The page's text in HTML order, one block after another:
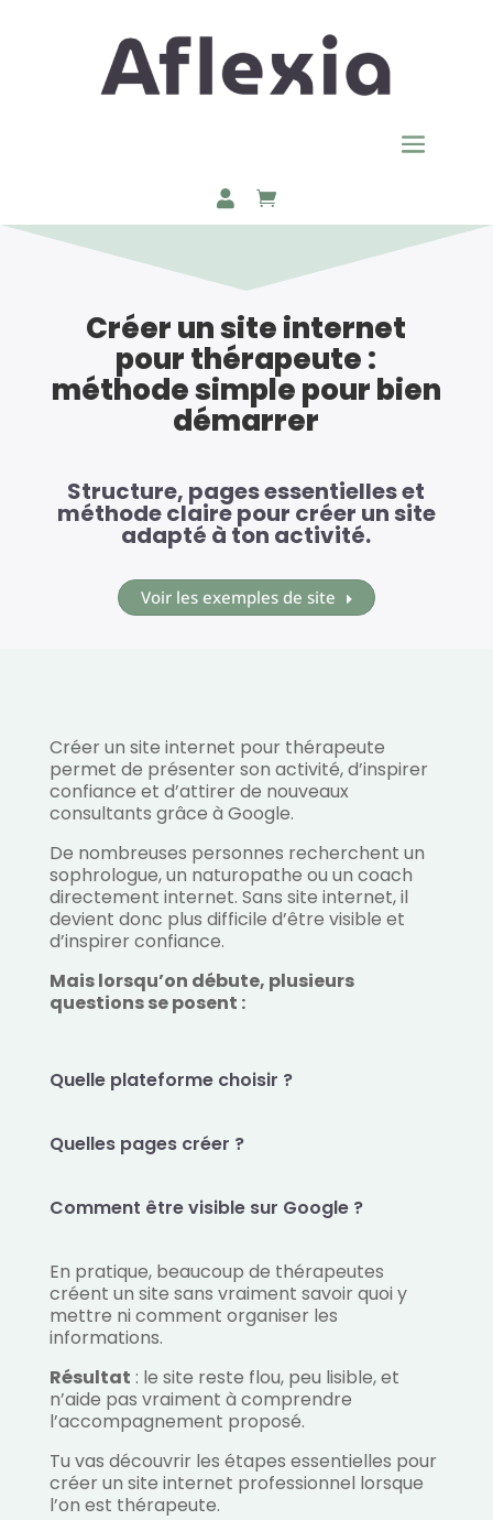
Créer un site internet
pour thérapeute :
méthode simple pour bien
démarrer
Structure, pages essentielles et
méthode claire pour créer un site
adapté à ton activité.
Voir les exemples de site
Créer un site internet pour thérapeute
permet de présenter son activité, d’inspirer
confiance et d’attirer de nouveaux
consultants grâce à Google.
De nombreuses personnes recherchent un
sophrologue, un naturopathe ou un coach
directement internet. Sans site internet, il
devient donc plus difficile d’être visible et
d’inspirer confiance.
Mais lorsqu’on débute, plusieurs
questions se posent :
Quelle plateforme choisir ?
Quelles pages créer ?
Comment être visible sur Google ?
En pratique, beaucoup de thérapeutes
créent un site sans vraiment savoir quoi y
mettre ni comment organiser les
informations.
Résultat : le site reste flou, peu lisible, et
n’aide pas vraiment à comprendre
l’accompagnement proposé.
Tu vas découvrir les étapes essentielles pour
créer un site internet professionnel lorsque
l’on est thérapeute.